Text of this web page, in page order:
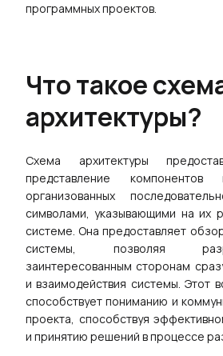
Обучение
Блог
Предприятие
Корпоративная Версия
Частное Развёртывание
Прайс
программных проектов.
Что такое
архитектуры?
Схема архитектуры
представление компонентов
организованных
символами, указывающими на их
системе. Она предоставляет
системы, позволяя
заинтересованным сторонам
и взаимодействия системы. Этот
способствует пониманию и
проекта, способствуя
и принятию решений в процессе